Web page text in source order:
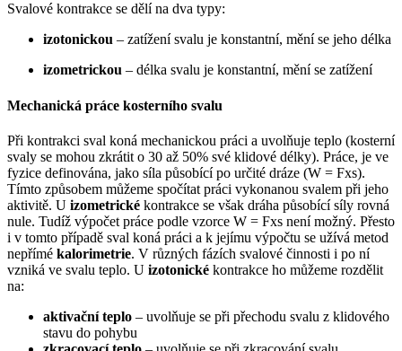
Svalové kontrakce se dělí na dva typy:
izotonickou – zatížení svalu je konstantní, mění se jeho délka
izometrickou – délka svalu je konstantní, mění se zatížení
Mechanická práce kosterního svalu
Při kontrakci sval koná mechanickou práci a uvolňuje teplo (kosterní
svaly se mohou zkrátit o 30 až 50% své klidové délky). Práce, je ve
fyzice definována, jako síla působící po určité dráze (W = Fxs).
Tímto způsobem můžeme spočítat práci vykonanou svalem při jeho
aktivitě. U izometrické kontrakce se však dráha působící síly rovná
nule. Tudíž výpočet práce podle vzorce W = Fxs není možný. Přesto
i v tomto případě sval koná práci a k jejímu výpočtu se užívá metod
nepřímé kalorimetrie. V různých fázích svalové činnosti i po ní
vzniká ve svalu teplo. U izotonické kontrakce ho můžeme rozdělit
na:
aktivační teplo – uvolňuje se při přechodu svalu z klidového
stavu do pohybu